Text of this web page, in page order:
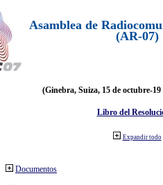
Asamblea de
(AR-07)
(Ginebra, Suiza, 15 de octubre-19
Libro del
Expandir todo
Documentos